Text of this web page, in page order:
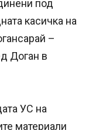
под
касичка на
–
Доган в
УС на
материали